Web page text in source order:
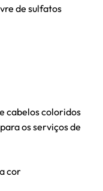
de sulfatos
cabelos coloridos
os serviços de
cor